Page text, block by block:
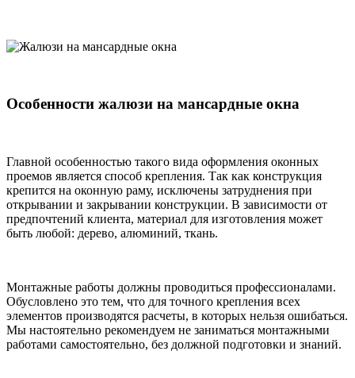
Особенности жалюзи на мансардные окна
Главной особенностью такого вида оформления оконных
проемов является способ крепления. Так как конструкция
крепится на оконную раму, исключены затруднения при
открывании и закрывании конструкции. В зависимости от
предпочтений клиента, материал для изготовления может
быть любой: дерево, алюминий, ткань.
Монтажные работы должны проводиться профессионалами.
Обусловлено это тем, что для точного крепления всех
элементов производятся расчеты, в которых нельзя ошибаться.
Мы настоятельно рекомендуем не заниматься монтажными
работами самостоятельно, без должной подготовки и знаний.